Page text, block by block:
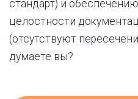
стандарт) и обеспечению
целостности
(отсутствуют
думаете вы?